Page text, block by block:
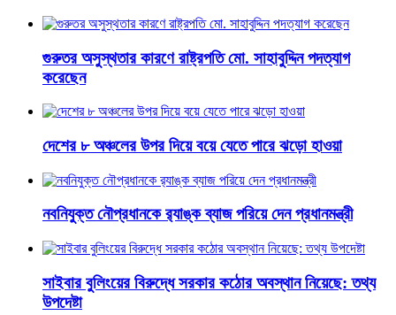
গুরুতর অসুস্থতার কারণে রাষ্ট্রপতি মো. সাহাবুদ্দিন পদত্যাগ
করেছেন
দেশের ৮ অঞ্চলের উপর দিয়ে বয়ে যেতে পারে ঝড়ো হাওয়া
নবনিযুক্ত নৌপ্রধানকে র‌্যাঙ্ক ব্যাজ পরিয়ে দেন প্রধানমন্ত্রী
সাইবার বুলিংয়ের বিরুদ্ধে সরকার কঠোর অবস্থান নিয়েছে: তথ্য
উপদেষ্টা